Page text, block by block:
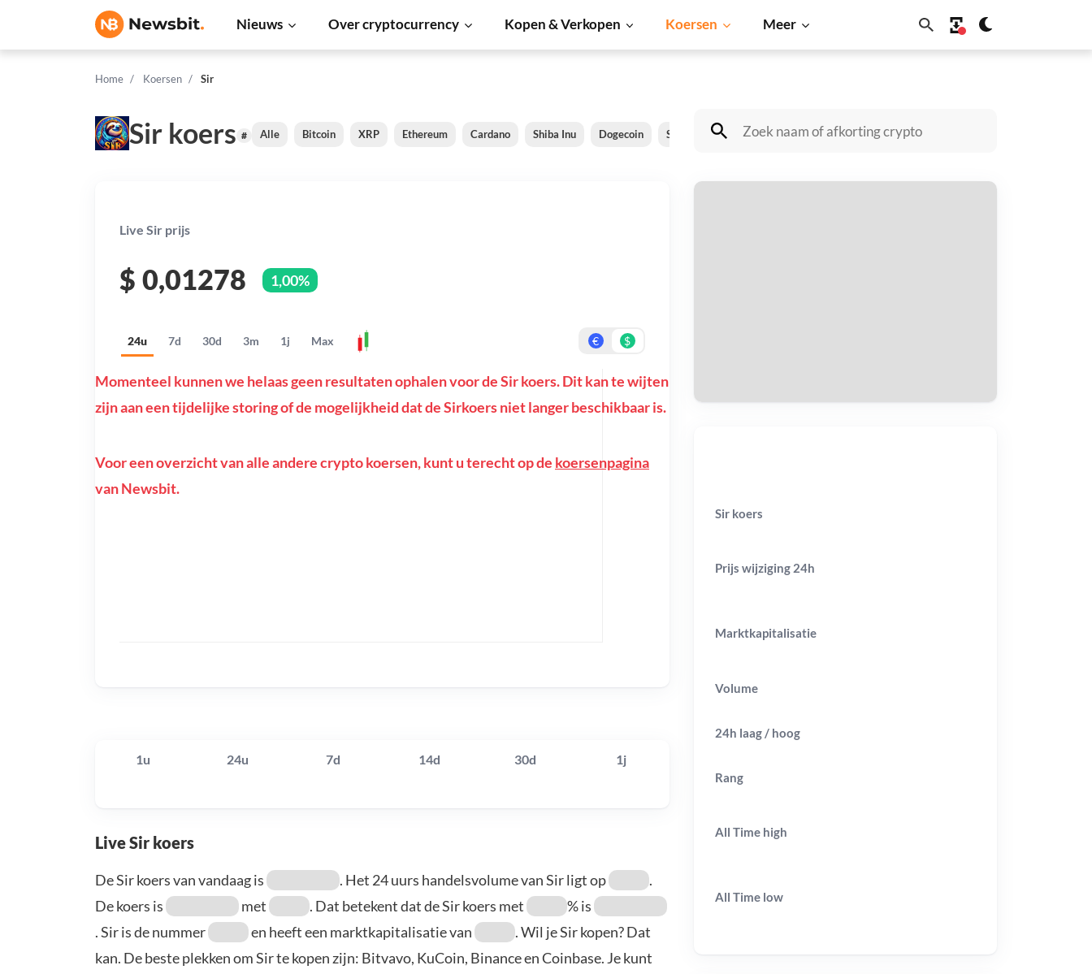
Nieuws Over cryptocurrency Kopen & Verkopen Koersen Meer
Home Koersen Sir
Sir koers # Alle Bitcoin XRP Ethereum Cardano Shiba Inu Dogecoin Solana BNB
Live Sir prijs
$ 0,01278 1,00%
24u 7d 30d 3m 1j Max € $
Momenteel kunnen we helaas geen resultaten ophalen voor de Sir koers. Dit kan te wijten
zijn aan een tijdelijke storing of de mogelijkheid dat de Sirkoers niet langer beschikbaar is.
Voor een overzicht van alle andere crypto koersen, kunt u terecht op de koersenpagina
van Newsbit.
1u 24u 7d 14d 30d 1j
Live Sir koers
De Sir koers van vandaag is . Het 24 uurs handelsvolume van Sir ligt op
.
De koers is
met . Dat betekent dat de Sir koers met
% is
. Sir is de nummer
en heeft een marktkapitalisatie van
. Wil je Sir kopen? Dat
kan. De beste plekken om Sir te kopen zijn: Bitvavo, KuCoin, Binance en Coinbase. Je kunt
Sir koers
Prijs wijziging 24h
Marktkapitalisatie
Volume
24h laag / hoog
Rang
All Time high
All Time low